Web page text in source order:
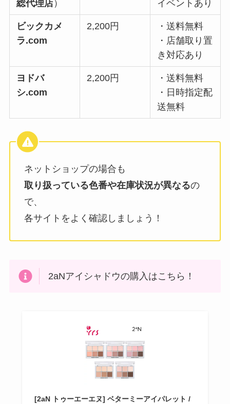
総代理店 ） イベントあり
ビックカメ
ラ.com
2,200円
・送料無料
・店舗取り置
き対応あり
ヨドバ
シ.com
2,200円
・送料無料
・日時指定配
送無料
ネットショップの場合も
取り扱っている色番や在庫状況が異なるの
で、
各サイトをよく確認しましょう！
2aNアイシャドウの購入はこちら！
[2aN トゥーエーエヌ] ベターミーアイパレット /